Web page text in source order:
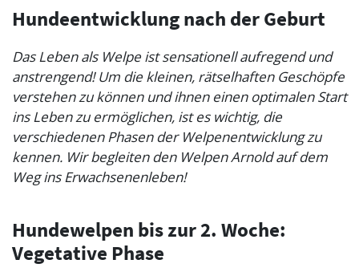
Hundeentwicklung nach der Geburt
Das Leben als Welpe ist sensationell aufregend und
anstrengend! Um die kleinen, rätselhaften Geschöpfe
verstehen zu können und ihnen einen optimalen Start
ins Leben zu ermöglichen, ist es wichtig, die
verschiedenen Phasen der Welpenentwicklung zu
kennen. Wir begleiten den Welpen Arnold auf dem
Weg ins Erwachsenenleben!
Hundewelpen bis zur 2. Woche:
Vegetative Phase